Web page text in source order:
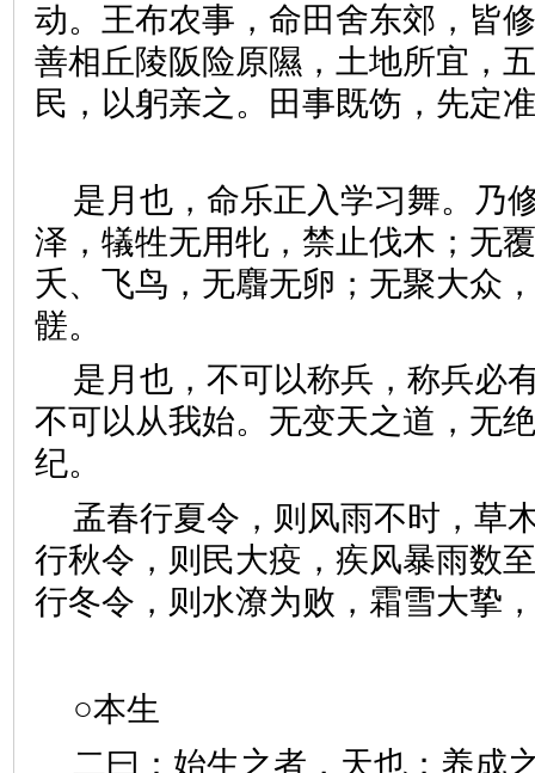
动。王布农事，命田舍东郊，皆
善相丘陵阪险原隰，土地所宜，
民，以躬亲之。田事既饬，先
是月也，命乐正入学习舞。乃
泽，犠牲无用牝，禁止伐木；无
夭、飞鸟，无麛无卵；无聚大众
髊。
是月也，不可以称兵，称兵必
不可以从我始。无变天之道，无
纪。
孟春行夏令，则风雨不时，草
行秋令，则民大疫，疾风暴雨数
行冬令，则水潦为败，霜雪大
○本生
二曰：始生之者，天也；养成